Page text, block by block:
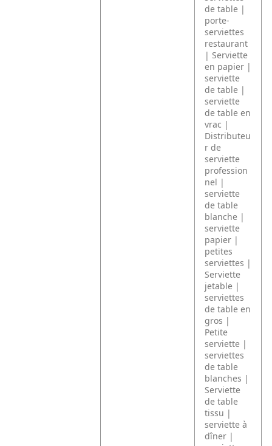
de table |
porte-
serviettes
restaurant
| Serviette
en papier |
serviette
de table |
serviette
de table en
vrac |
Distributeu
r de
serviette
profession
nel |
serviette
de table
blanche |
serviette
papier |
petites
serviettes |
Serviette
jetable |
serviettes
de table en
gros |
Petite
serviette |
serviettes
de table
blanches |
Serviette
de table
tissu |
serviette à
dîner |